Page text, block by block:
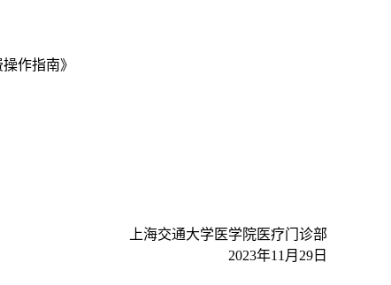
作指南》
上海交通大学医学院医疗门诊部
2023年11 月 29 日